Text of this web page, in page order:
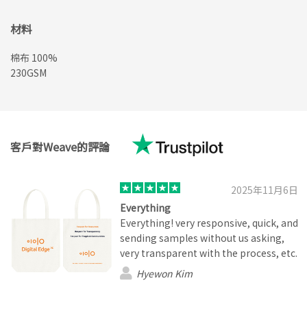
材料
棉布 100%
230GSM
客戶對Weave的評論
2025年11月6日
Everything
Everything! very responsive, quick, and
sending samples without us asking,
very transparent with the process, etc.
Hyewon Kim